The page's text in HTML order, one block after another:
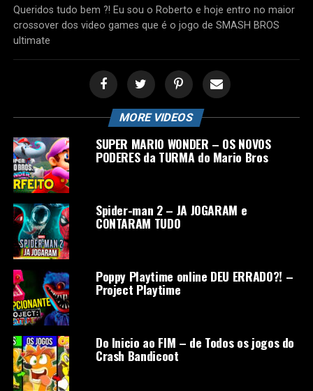
Queridos tudo bem ?! Eu sou o Roberto e hoje entro no maior
crossover dos video games que é o jogo de SMASH BROS
ultimate
MORE VIDEOS
SUPER MARIO WONDER – OS NOVOS
PODERES da TURMA do Mario Bros
Spider-man 2 – JA JOGARAM e
CONTARAM TUDO
Poppy Playtime online DEU ERRADO?! –
Project Playtime
Do Inicio ao FIM – de Todos os jogos do
Crash Bandicoot